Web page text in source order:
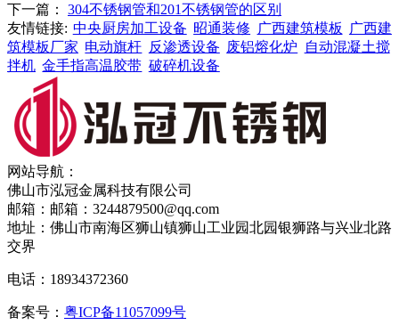
下一篇： 304不锈钢管和201不锈钢管的区别
友情链接: 中央厨房加工设备 昭通装修 广西建筑模板
广西建
筑模板厂家 电动旗杆 反渗透设备 废铝熔化炉
自动混凝土搅
拌机 金手指高温胶带 破碎机设备
网站导航：
佛山市泓冠金属科技有限公司
邮箱：邮箱：3244879500@qq.com
地址：佛山市南海区狮山镇狮山工业园北园银狮路与兴业北路
交界
电话：18934372360
备案号： 粤ICP备11057099号